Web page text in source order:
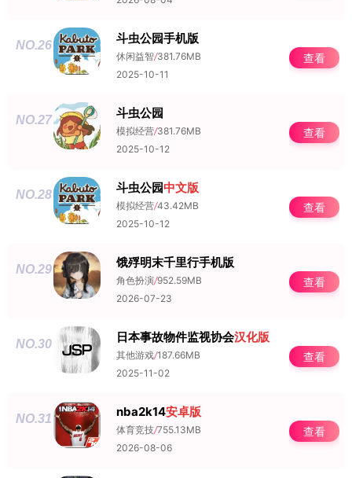
NO.26 斗虫公园手机版
休闲益智/381.76MB
2025-10-11
查看
NO.27 斗虫公园
模拟经营/381.76MB
2025-10-12
查看
NO.28 斗虫公园中文版
模拟经营/43.42MB
2025-10-12
查看
NO.29 饿殍明末千里行手机版
角色扮演/952.59MB
2026-07-23
查看
NO.30 日本事故物件监视协会汉化版
其他游戏/187.66MB
2025-11-02
查看
NO.31 nba2k14安卓版
体育竞技/755.13MB
2026-08-06
查看